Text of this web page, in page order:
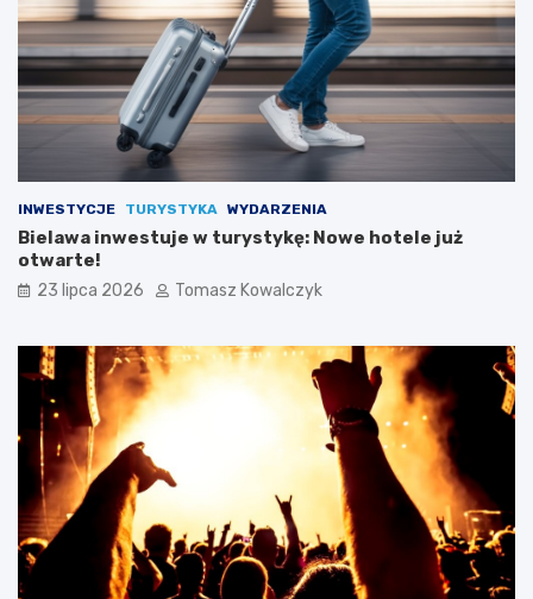
INWESTYCJE TURYSTYKA WYDARZENIA
Bielawa inwestuje w turystykę: Nowe hotele już
otwarte!
23 lipca 2026 Tomasz Kowalczyk